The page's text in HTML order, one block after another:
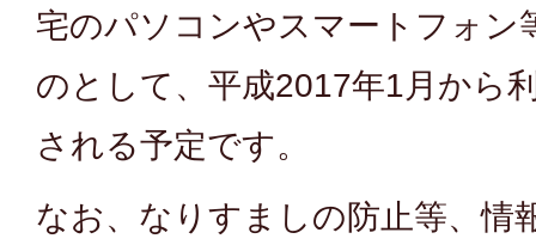
宅のパソコンやスマートフォン
のとして、平成2017年1月から
される予定です。
なお、なりすましの防止等、情